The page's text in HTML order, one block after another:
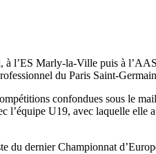
à l’ES Marly-la-Ville puis à
du Paris Saint-
confondues sous le
l’équipe U19, avec laquelle elle
du dernier Championnat